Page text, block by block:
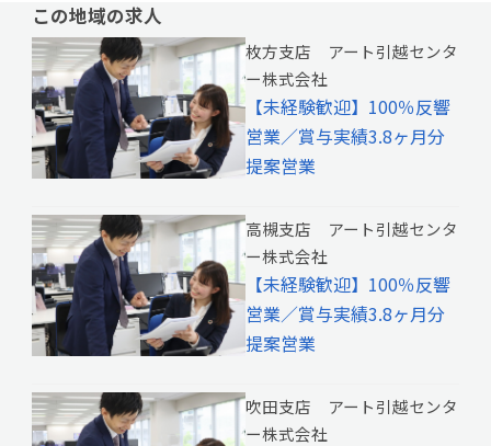
この地域の求人
枚方支店 アート引越センタ
ー株式会社
【未経験歓迎】100％反響
営業／賞与実績3.8ヶ月分
提案営業
高槻支店 アート引越センタ
ー株式会社
【未経験歓迎】100％反響
営業／賞与実績3.8ヶ月分
提案営業
吹田支店 アート引越センタ
ー株式会社